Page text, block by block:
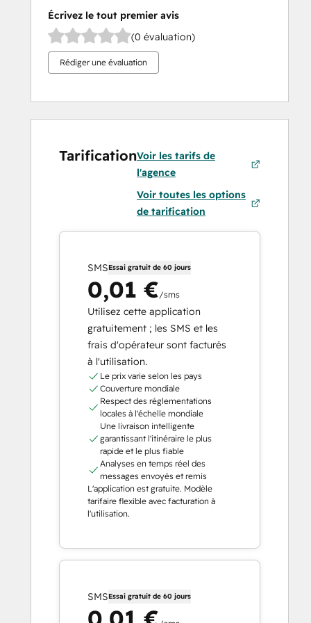
Écrivez le tout premier avis
(0 évaluation)
Rédiger une évaluation
TarificationVoir les tarifs de
l'agence
Voir toutes les options
de tarification
SMSEssai gratuit de 60 jours
0,01 €/sms
Utilisez cette application
gratuitement ; les SMS et les
frais d'opérateur sont facturés
à l'utilisation.
Le prix varie selon les pays
Couverture mondiale
Respect des réglementations
locales à l'échelle mondiale
Une livraison intelligente
garantissant l'itinéraire le plus
rapide et le plus fiable
Analyses en temps réel des
messages envoyés et remis
L'application est gratuite. Modèle
tarifaire flexible avec facturation à
l'utilisation.
SMSEssai gratuit de 60 jours